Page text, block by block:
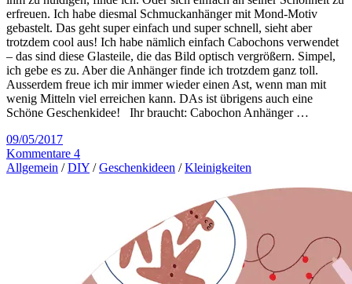
erfreuen. Ich habe diesmal Schmuckanhänger mit Mond-Motiv
gebastelt. Das geht super einfach und super schnell, sieht aber
trotzdem cool aus! Ich habe nämlich einfach Cabochons verwendet
– das sind diese Glasteile, die das Bild optisch vergrößern. Simpel,
ich gebe es zu. Aber die Anhänger finde ich trotzdem ganz toll.
Ausserdem freue ich mir immer wieder einen Ast, wenn man mit
wenig Mitteln viel erreichen kann. DAs ist übrigens auch eine
Schöne Geschenkidee! Ihr braucht: Cabochon Anhänger …
09/05/2017
Kommentare 4
Allgemein /DIY /Geschenkideen /Kleinigkeiten